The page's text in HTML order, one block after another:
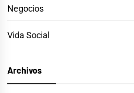
Negocios
Vida Social
Archivos